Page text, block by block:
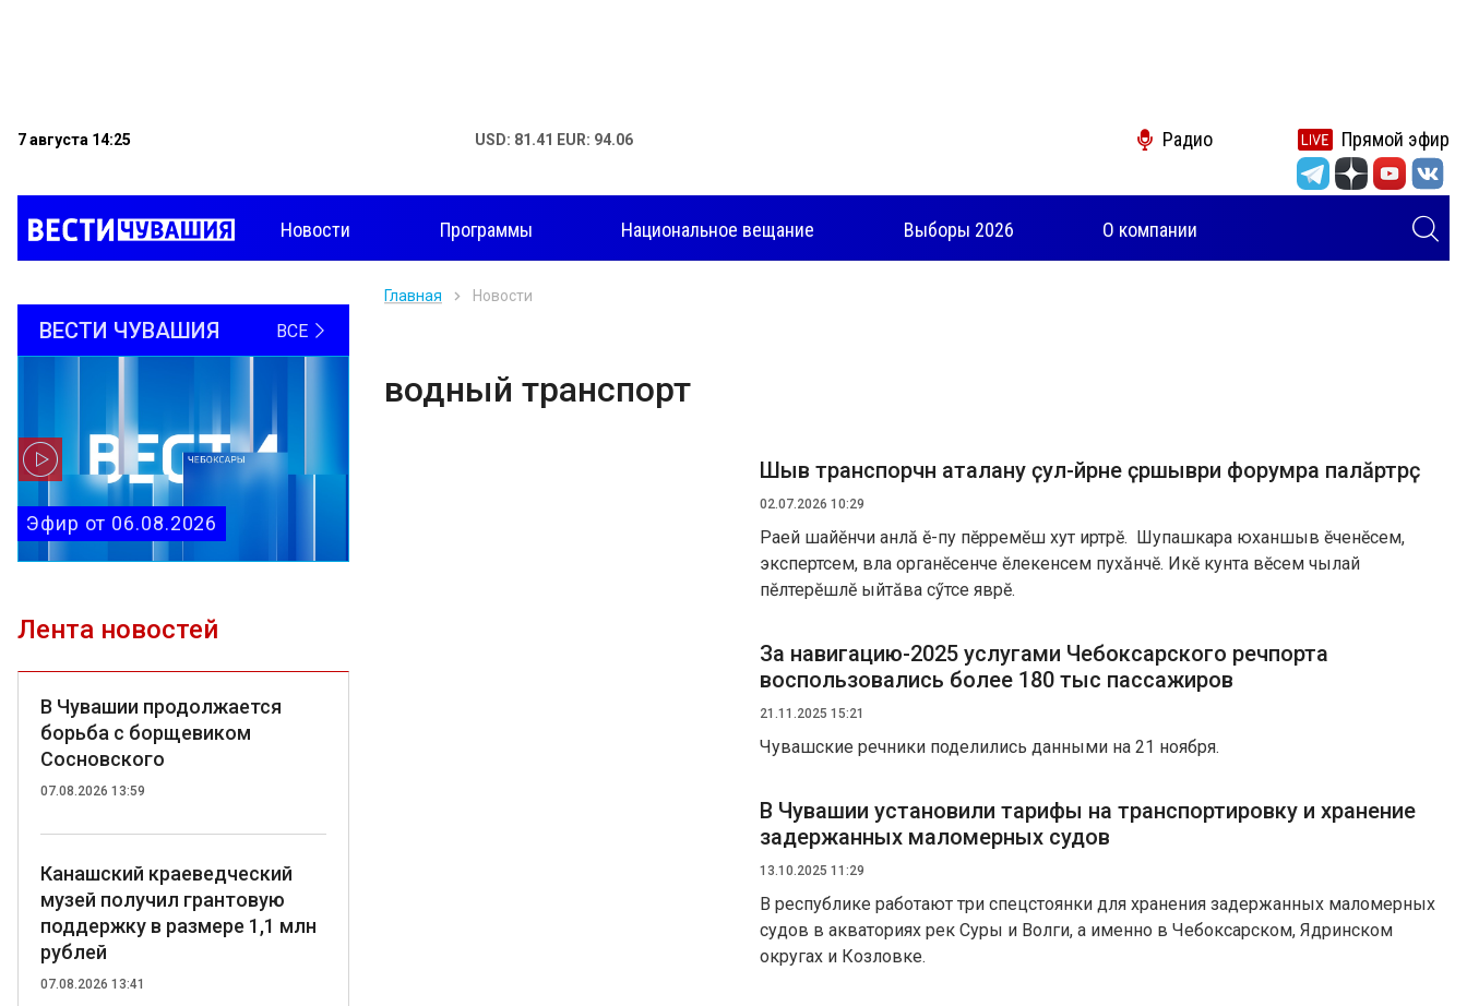
7 августа 14:25 USD: 81.41 EUR: 94.06 Радио Прямой эфир
Новости Программы Национальное вещание Выборы 2026 О компании
ВЕСТИ ЧУВАШИЯ ВСЕ
Эфир от 06.08.2026
Лента новостей
В Чувашии продолжается
борьба с борщевиком
Сосновского
07.08.2026 13:59
Канашский краеведческий
музей получил грантовую
поддержку в размере 1,1 млн
рублей
07.08.2026 13:41
Главная Новости
водный транспорт
Шыв транспорчӗн аталану ҫул-йӗрне ҫӗршыври форумра палӑртрӗҫ
02.07.2026 10:29
Раҫҫей шайӗнчи анлӑ ӗҫ-пуҫ пӗрремӗш хут иртрӗ. Шупашкара юханшыв ӗҫченӗсем,
экспертсем, влаҫ органӗсенче ӗҫлекенсем пухӑнчӗҫ. Икӗ кунта вӗсем чылай
пӗлтерӗшлӗ ыйтӑва сӳтсе яврӗҫ.
За навигацию-2025 услугами Чебоксарского речпорта
воспользовались более 180 тыс пассажиров
21.11.2025 15:21
Чувашские речники поделились данными на 21 ноября.
В Чувашии установили тарифы на транспортировку и хранение
задержанных маломерных судов
13.10.2025 11:29
В республике работают три спецстоянки для хранения задержанных маломерных
судов в акваториях рек Суры и Волги, а именно в Чебоксарском, Ядринском
округах и Козловке.